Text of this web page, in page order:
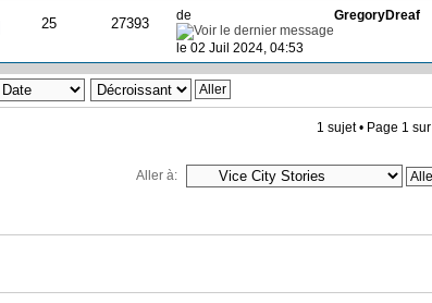
25 27393 deGregoryDreaf
le 02 Juil 2024, 04:53
1 sujet • Page 1 sur
Aller à: